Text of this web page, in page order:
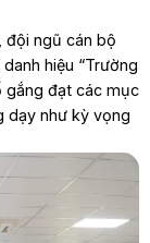
đội ngũ cán bộ
hiệu “Trường
gắng đạt các mục
dạy như kỳ vọng